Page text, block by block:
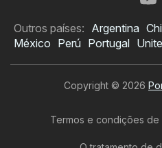
Outros países: Argentina
México Perú Portugal
Copyright © 2026
Termos e condições